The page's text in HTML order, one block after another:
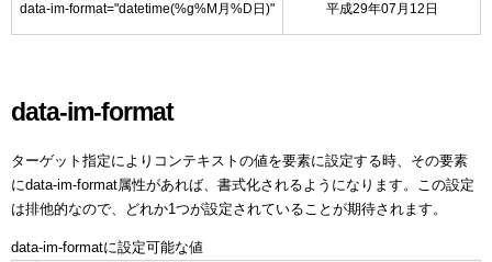
data-im-format="datetime(%g%M月%D日)" 平成29年07月12日
data-im-format
ターゲット指定によりコンテキストの値を要素に設定する時、その要素
にdata-im-format属性があれば、書式化されるようになります。この設定
は排他的なので、どれか1つが設定されていることが期待されます。
data-im-formatに設定可能な値